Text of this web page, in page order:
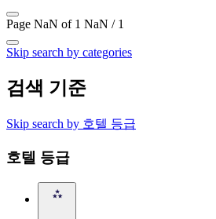
Page NaN of 1 NaN / 1
Skip search by categories
검색 기준
Skip search by 호텔 등급
호텔 등급